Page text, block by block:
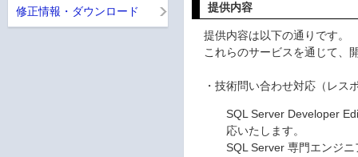
提供内容
提供内容は以下の通りです。
これらのサービスを通じて、
・技術問い合わせ対応（レス
SQL Server Developer
応いたします。
SQL Server 専門エンジ
修正情報・ダウンロード